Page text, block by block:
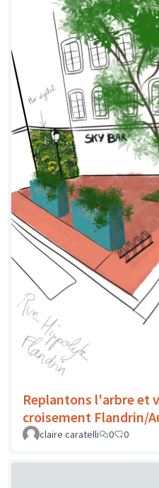
Replantons l'arbre et
croisement Flandrin/
claire caratelli 0 0